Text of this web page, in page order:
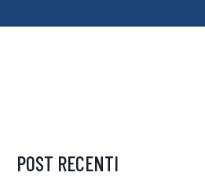
POST RECENTI